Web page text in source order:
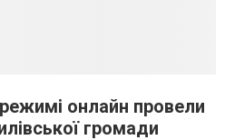
онлайн провели
громади